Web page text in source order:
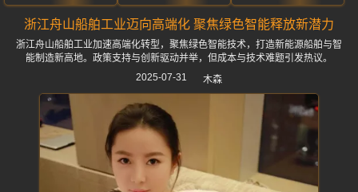
浙江舟山船舶工业迈向高端化 聚焦绿色智能释放新潜力
浙江舟山船舶工业加速高端化转型，聚焦绿色智能技术，打造新能源船舶与智
能制造新高地。政策支持与创新驱动并举，但成本与技术难题引发热议。
2025-07-31
木森